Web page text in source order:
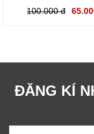
100.000 đ
ĐĂNG KÍ